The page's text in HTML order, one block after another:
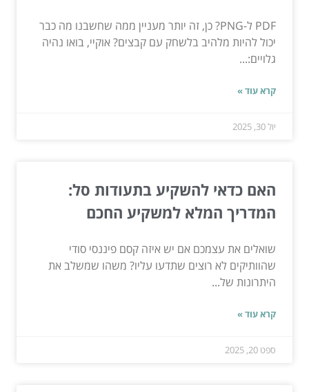
PDF ל-PNG? כן, זה יותר מעניין ממה שחשבנו מה כבר
יכול להיות מלהיב בלשחק עם קבצים? אוקיי, בואו נהיה
גלויים:...
קרא עוד »
יול 30, 2025
האם כדאי להשקיע בתעודות סל:
המדריך המלא למשקיע החכם
שואלים את עצמכם אם יש איזה קסם פיננסי סודי
שהוותיקים לא רוצים שתדעו עליו? משהו שמשלב את
היתרונות של...
קרא עוד »
ספט 20, 2025